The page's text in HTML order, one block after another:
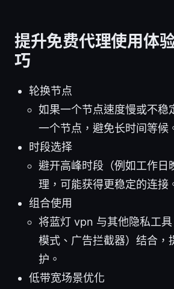
提升免费代理使用体
巧
轮换节点
如果一个节点速度慢或不稳
一个节点，避免长时间等候
时段选择
避开高峰时段（例如工作日
理，可能获得更稳定的连接
组合使用
将蓝灯 vpn 与其他隐私工
模式、广告拦截器）结合，
护。
低带宽场景优化